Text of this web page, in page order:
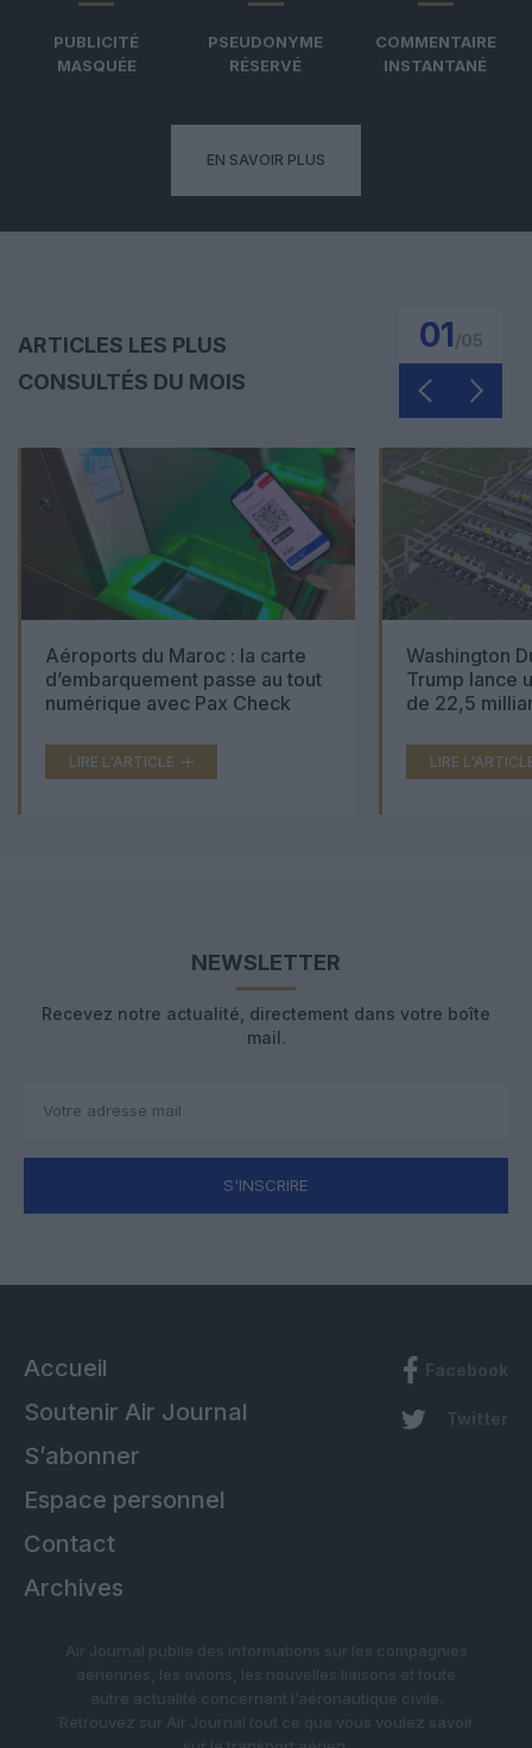
PUBLICITÉ
MASQUÉE
PSEUDONYME
RÉSERVÉ
COMMENTAIRE
INSTANTANÉ
EN SAVOIR PLUS
ARTICLES LES PLUS
CONSULTÉS DU MOIS
01
Aéroports du Maroc : la carte
d’embarquement passe au tout
numérique avec Pax Check
LIRE L'ARTICLE
Washington
Trump lance
de 22,5
LIRE
NEWSLETTER
Recevez notre actualité, directement dans votre boîte
mail.
S'INSCRIRE
Accueil
Soutenir Air Journal
S’abonner
Espace personnel
Contact
Archives